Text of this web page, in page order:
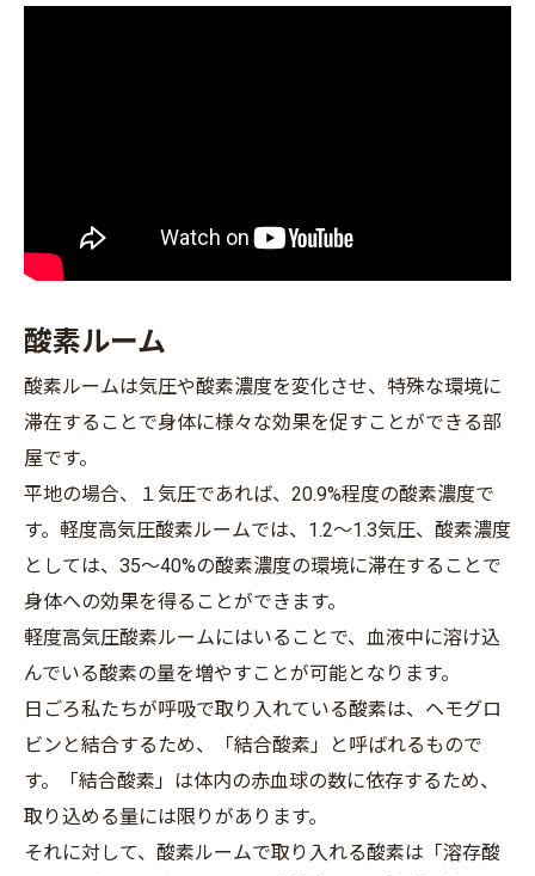
酸素ルーム
酸素ルームは気圧や酸素濃度を変化させ、特殊な環境に
滞在することで身体に様々な効果を促すことができる部
屋です。
平地の場合、１気圧であれば、20.9%程度の酸素濃度で
す。軽度高気圧酸素ルームでは、1.2～1.3気圧、酸素濃度
としては、35～40%の酸素濃度の環境に滞在することで
身体への効果を得ることができます。
軽度高気圧酸素ルームにはいることで、血液中に溶け込
んでいる酸素の量を増やすことが可能となります。
日ごろ私たちが呼吸で取り入れている酸素は、ヘモグロ
ビンと結合するため、「結合酸素」と呼ばれるもので
す。「結合酸素」は体内の赤血球の数に依存するため、
取り込める量には限りがあります。
それに対して、酸素ルームで取り入れる酸素は「溶存酸